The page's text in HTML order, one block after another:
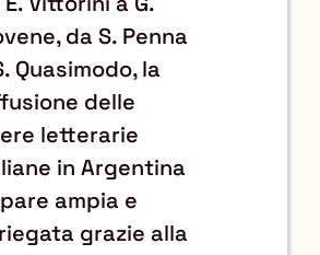
da S. Penna
Quasimodo, la
delle
letterarie
in Argentina
ampia e
grazie alla